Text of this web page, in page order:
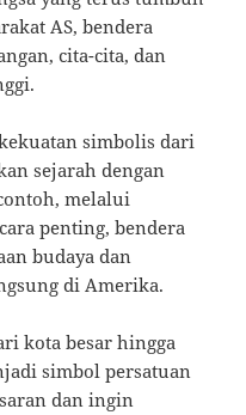
AS, bendera
cita-cita, dan
simbolis dari
sejarah dengan
melalui
penting, bendera
budaya dan
di Amerika.
kota besar hingga
simbol persatuan
dan ingin